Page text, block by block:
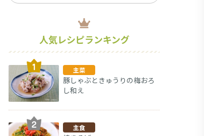
人気レシピランキング
主菜
豚しゃぶときゅうりの梅おろ
し和え
主食